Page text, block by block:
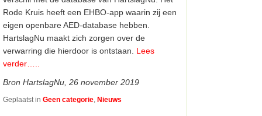
Rode Kruis heeft een EHBO-app waarin zij een
eigen openbare AED-database hebben.
HartslagNu maakt zich zorgen over de
verwarring die hierdoor is ontstaan.
Lees
verder…..
Bron HartslagNu, 26 november 2019
Geplaatst in Geen categorie, Nieuws